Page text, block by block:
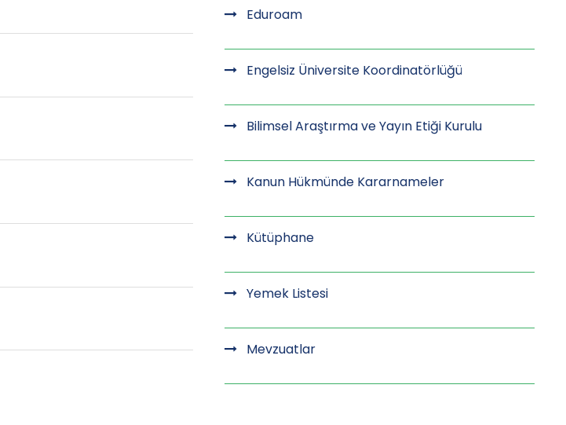
Eduroam
Engelsiz Üniversite Koordinatörlüğü
Bilimsel Araştırma ve Yayın Etiği Kurulu
Kanun Hükmünde Kararnameler
Kütüphane
Yemek Listesi
Mevzuatlar